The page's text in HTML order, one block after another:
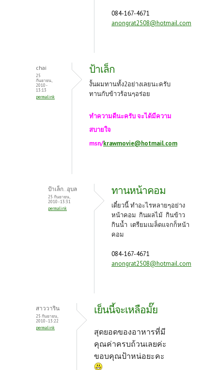
084-167-4671
anongrat2508@hotmail.com
chai
25
กันยายน,
2010 -
13:13
permalink
ป้าเล็ก
งั้นผมทานทั้ง2อย่างเลยนะครับ
ทานกับข้าวร้อนๆอร่อย
ทำความดีนะครับ จะได้มีความ
สบายใจ
msn/krawmovie@hotmail.com
ป้าเล็ก..อุบล
25 กันยายน,
2010 - 13:31
permalink
ทานหน้าคอม
เดี๋ยวนี้ ทำอะไรหลายๆอย่าง
หน้าคอม กินผลไม้ กินข้าว
กินน้ำ เตรียมเมล็ดแจกก็หน้า
คอม
084-167-4671
anongrat2508@hotmail.com
สาววาริน
25 กันยายน,
2010 - 13:22
permalink
เย็นนี้จะเหลือมั๊ย
สุดยอดของอาหารที่มี
คุณค่าครบถ้วนเลยค่ะ
ขอบคุณป้าหน่อยะคะ